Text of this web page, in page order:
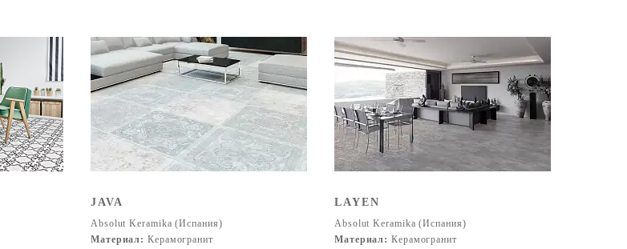
JAVA
Absolut Keramika (Испания)
Материал: Керамогранит
LAYEN
Absolut Keramika (Испания)
Материал: Керамогранит